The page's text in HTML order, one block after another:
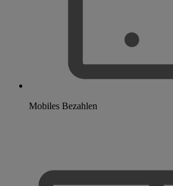
Mobiles Bezahlen